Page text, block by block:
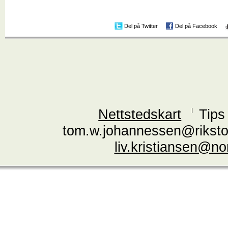
Del på Twitter Del på Facebook
Nettstedskart